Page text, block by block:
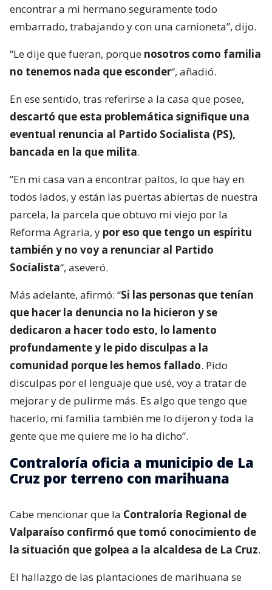
encontrar a mi hermano seguramente todo
embarrado, trabajando y con una camioneta”, dijo.
“Le dije que fueran, porque nosotros como familia
no tenemos nada que esconder“, añadió.
En ese sentido, tras referirse a la casa que posee,
descartó que esta problemática signifique una
eventual renuncia al Partido Socialista (PS),
bancada en la que milita.
“En mi casa van a encontrar paltos, lo que hay en
todos lados, y están las puertas abiertas de nuestra
parcela, la parcela que obtuvo mi viejo por la
Reforma Agraria, y por eso que tengo un espíritu
también y no voy a renunciar al Partido
Socialista“, aseveró.
Más adelante, afirmó: “Si las personas que tenían
que hacer la denuncia no la hicieron y se
dedicaron a hacer todo esto, lo lamento
profundamente y le pido disculpas a la
comunidad porque les hemos fallado. Pido
disculpas por el lenguaje que usé, voy a tratar de
mejorar y de pulirme más. Es algo que tengo que
hacerlo, mi familia también me lo dijeron y toda la
gente que me quiere me lo ha dicho”.
Contraloría oficia a municipio de La
Cruz por terreno con marihuana
Cabe mencionar que la Contraloría Regional de
Valparaíso confirmó que tomó conocimiento de
la situación que golpea a la alcaldesa de La Cruz.
El hallazgo de las plantaciones de marihuana se